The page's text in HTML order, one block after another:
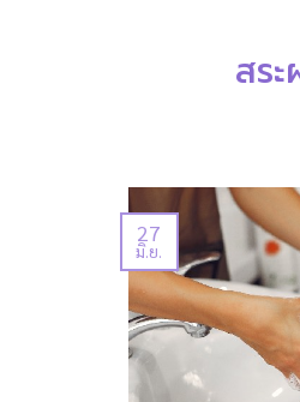
สร
27
มิ.ย.